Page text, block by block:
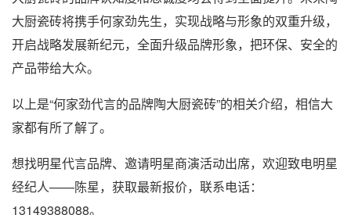
大厨瓷砖将携手何家劲先生，实现战略与形象的双重升级，
开启战略发展新纪元，全面升级品牌形象，把环保、安全的
产品带给大众。
以上是“何家劲代言的品牌陶大厨瓷砖”的相关介绍，相信大
家都有所了解了。
想找明星代言品牌、邀请明星商演活动出席，欢迎致电明星
经纪人——陈星，获取最新报价，联系电话：
13149388088。